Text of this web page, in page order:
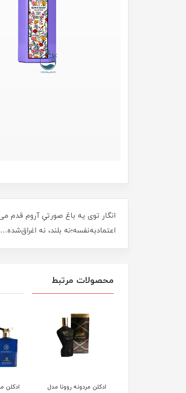
انگار توی یه باغ صورتیِ آروم قدم
اعتمادبه‌نفسه؛نه بلند، نه
محصولات مرتبط
ادكلن مردونه روونا مدل
ادكلن